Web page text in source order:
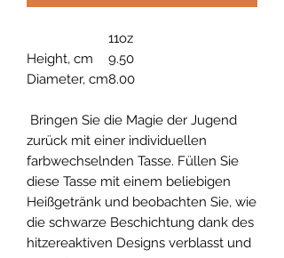
11oz
Height, cm
9.50
Diameter, cm8.00
Bringen Sie die Magie der Jugend
zurück mit einer individuellen
farbwechselnden Tasse. Füllen Sie
diese Tasse mit einem beliebigen
Heißgetränk und beobachten Sie, wie
die schwarze Beschichtung dank des
hitzereaktiven Designs verblasst und